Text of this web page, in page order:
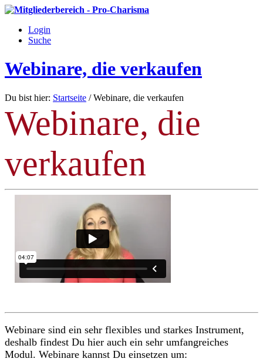
Login
Suche
Webinare, die verkaufen
Du bist hier: Startseite / Webinare, die verkaufen
Webinare, die
verkaufen
Webinare sind ein sehr flexibles und starkes Instrument,
deshalb findest Du hier auch ein sehr umfangreiches
Modul. Webinare kannst Du einsetzen um: